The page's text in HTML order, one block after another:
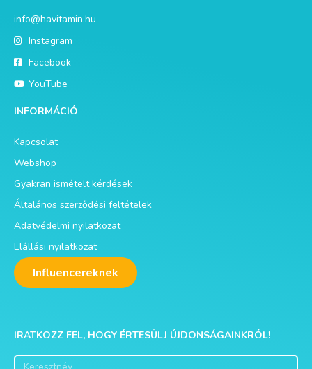
info@havitamin.hu
Instagram
Facebook
YouTube
INFORMÁCIÓ
Kapcsolat
Webshop
Gyakran ismételt kérdések
Általános szerződési feltételek
Adatvédelmi nyilatkozat
Elállási nyilatkozat
Influencereknek
IRATKOZZ FEL, HOGY ÉRTESÜLJ ÚJDONSÁGAINKRÓL!